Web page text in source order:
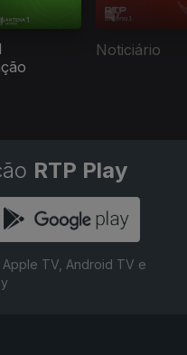
Noticiário
RTP Play
TV, Android TV e